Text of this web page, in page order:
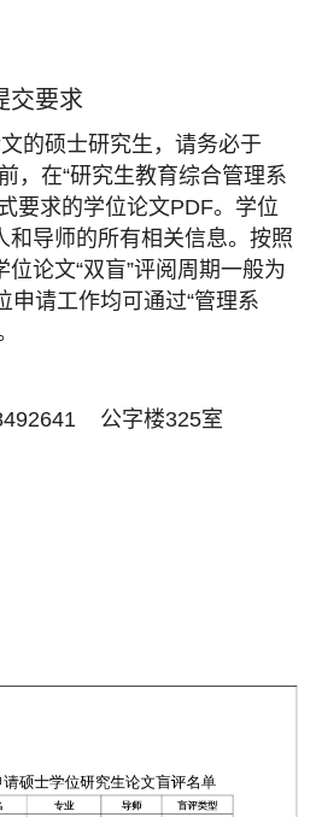
交要求
的硕士研究生，请务必于
，在“研究生教育综合管理系
要求的学位论文PDF。学位
和导师的所有相关信息。按照
论文“双盲”评阅周期一般为
申请工作均可通过“管理系
公字楼325室